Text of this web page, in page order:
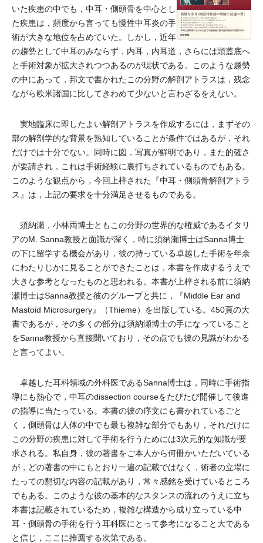
いた疾患の中でも，中耳・側頭骨を中心とし
た疾患は，頻度から言っても慢性中耳炎の手
術が大きな地位を占めていた。しかし，近年
の趨勢として中耳のみならず，内耳，内耳道，さらには頭蓋底へ
と手術対象が拡大されつつあるのが現状である。このような趨勢
の中にあって，邦文で書かれたこの分野の解剖アトラスは，残念
ながら欧米諸国に比してきわめて少ないと言わざるをえない。
実地臨床に即したよい解剖アトラスを作成するには，まずその
部の解剖学的な背景を熟知していることが条件ではあるが，それ
だけでは十分でない。同時に図，写真が鮮明であり，また的確さ
が要請され，これは手術経験に裏打ちされているものでもある。
このような観点から，今回上梓された『中耳・側頭骨解剖アトラ
ス』は，上記の要求を十分満足させるものである。
須納瀬，小林両博士ともこの分野の世界的な権威であるイタリ
アのM. Sanna教授と面識が深く，特に須納瀬博士はSanna博士
の下に留学する機会があり，彼の持っている卓越した手術を年余
にわたりじかに見ることができたことは，本書を作成するうえで
大きな参考となったものと思われる。本書が上梓される前に須納
瀬博士はSanna教授と彼のグループと共に，『Middle Ear and
Mastoid Microsurgery』（Thieme）を出版している。450頁の大
書であるが，その多くの部分は須納瀬博士の手になっていること
をSanna教授から直接聞いており，その点でも彼の見識がわかる
と言ってよい。
卓越した耳科領域の外科医であるSanna博士は，同時に手術指
導にも熱心で，中耳のdissection courseをたびたび開催して後進
の指導に当たっている。本書の彼の序文にも書かれているごと
く，側頭骨は人体の中でも最も複雑な部分でもあり，それだけに
この分野の疾患に対して手術を行うためには3次元的な知識が要
求される。私自身，彼の著書をご本人から何冊かいただいている
が，どの著書の中にもとおり一遍の記載ではなく，術者の立場に
たっての懇切な内容の記載があり，常々感銘を受けているところ
でもある。このような彼の基本的なスタンスの流れのうえに立ち
本書は記載されているため，複雑な構造から成り立っている中
耳・側頭骨の手術を行う耳科医にとって参考になること大である
と信じ，ここに推薦する次第である。